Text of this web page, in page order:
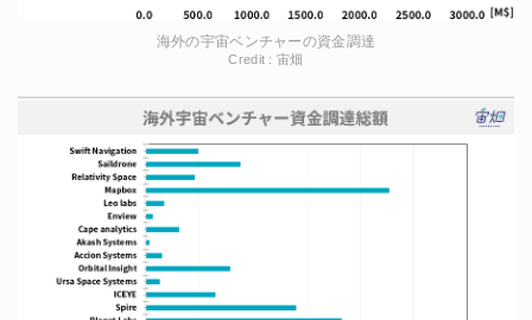
海外の宇宙ベンチャーの資金調達
Credit : 宙畑